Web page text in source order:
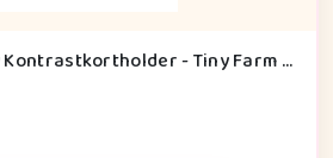
Done by Deer Baby Kontrastkortholder - Tiny Farm - Grøn